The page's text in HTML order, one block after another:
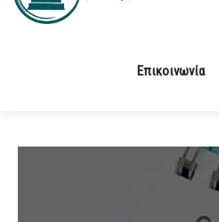
Επικοινωνία